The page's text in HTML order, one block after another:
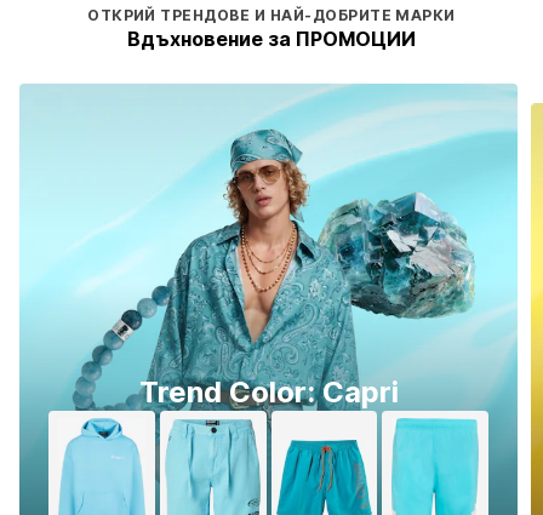
ОТКРИЙ ТРЕНДОВЕ И НАЙ-ДОБРИТЕ МАРКИ
Вдъхновение за ПРОМОЦИИ
Trend Color: Capri